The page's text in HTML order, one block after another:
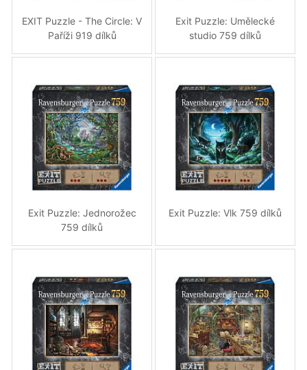
EXIT Puzzle - The Circle: V
Paříži 919 dílků
Exit Puzzle: Umělecké
studio 759 dílků
Exit Puzzle: Jednorožec
759 dílků
Exit Puzzle: Vlk 759 dílků